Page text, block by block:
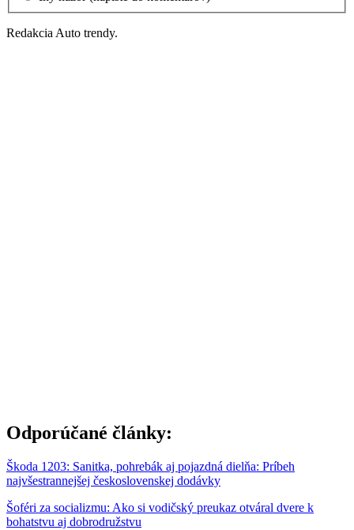
Redakcia Auto trendy.
Odporúčané články:
Škoda 1203: Sanitka, pohrebák aj pojazdná dielňa: Príbeh
najvšestrannejšej československej dodávky
Šoféri za socializmu: Ako si vodičský preukaz otváral dvere k
bohatstvu aj dobrodružstvu